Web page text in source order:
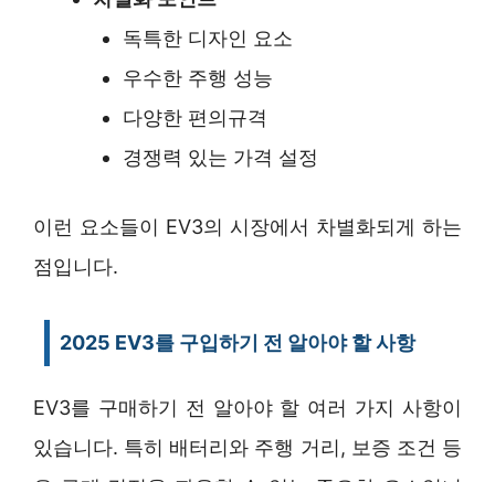
독특한 디자인 요소
우수한 주행 성능
다양한 편의규격
경쟁력 있는 가격 설정
이런 요소들이 EV3의 시장에서 차별화되게 하는
점입니다.
2025 EV3를 구입하기 전 알아야 할 사항
EV3를 구매하기 전 알아야 할 여러 가지 사항이
있습니다. 특히 배터리와 주행 거리, 보증 조건 등